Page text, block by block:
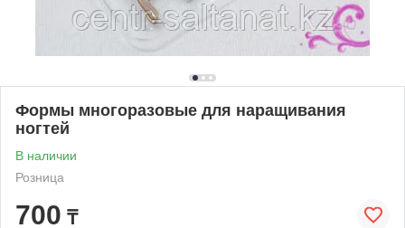
Формы многоразовые для наращивания
ногтей
В наличии
Розница
700 ₸